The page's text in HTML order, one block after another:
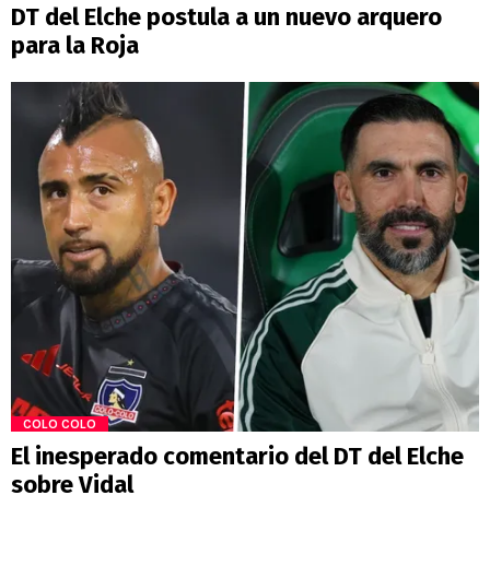
DT del Elche postula a un nuevo arquero
para la Roja
COLO COLO
El inesperado comentario del DT del Elche
sobre Vidal